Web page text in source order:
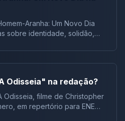
Aranha: Um Novo Dia
sobre identidade, solidão,
Odisseia" na redação?
Odisseia, filme de Christopher
em repertório para ENEM,